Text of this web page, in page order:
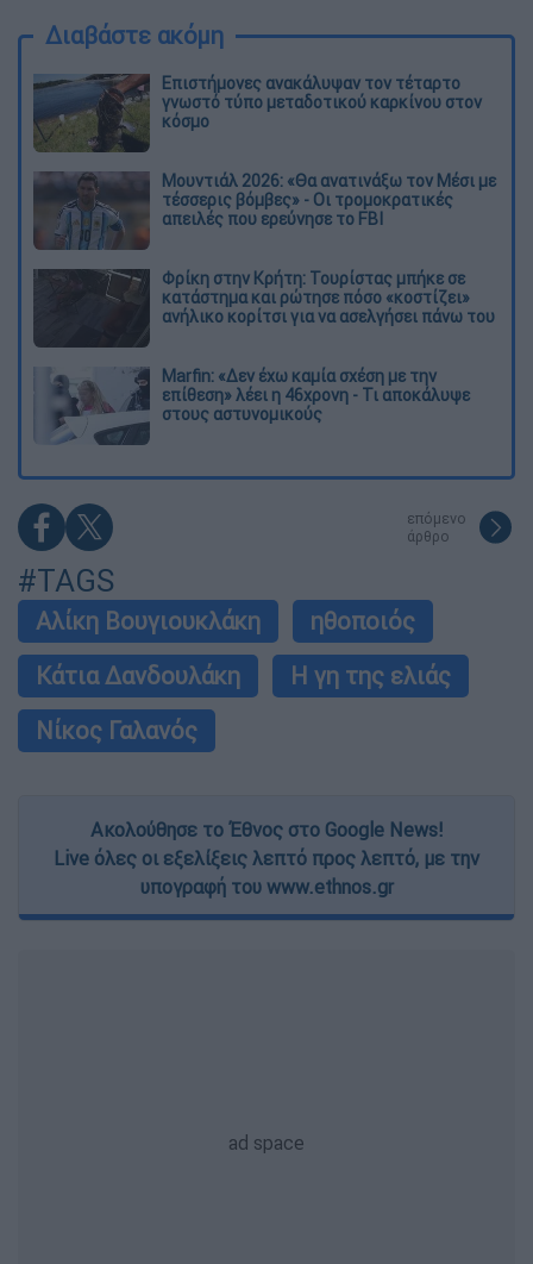
Διαβάστε ακόμη
Επιστήμονες ανακάλυψαν τον τέταρτο
γνωστό τύπο μεταδοτικού καρκίνου στον
κόσμο
Μουντιάλ 2026: «Θα ανατινάξω τον Μέσι με
τέσσερις βόμβες» - Οι τρομοκρατικές
απειλές που ερεύνησε το FBI
Φρίκη στην Κρήτη: Τουρίστας μπήκε σε
κατάστημα και ρώτησε πόσο «κοστίζει»
ανήλικο κορίτσι για να ασελγήσει πάνω του
Marfin: «Δεν έχω καμία σχέση με την
επίθεση» λέει η 46χρονη - Τι αποκάλυψε
στους αστυνομικούς
επόμενο
άρθρο
#TAGS
Αλίκη Βουγιουκλάκη
ηθοποιός
Κάτια Δανδουλάκη
Η γη της ελιάς
Νίκος Γαλανός
Ακολούθησε το Έθνος στο Google News!
Live όλες οι εξελίξεις λεπτό προς λεπτό, με την
υπογραφή του www.ethnos.gr